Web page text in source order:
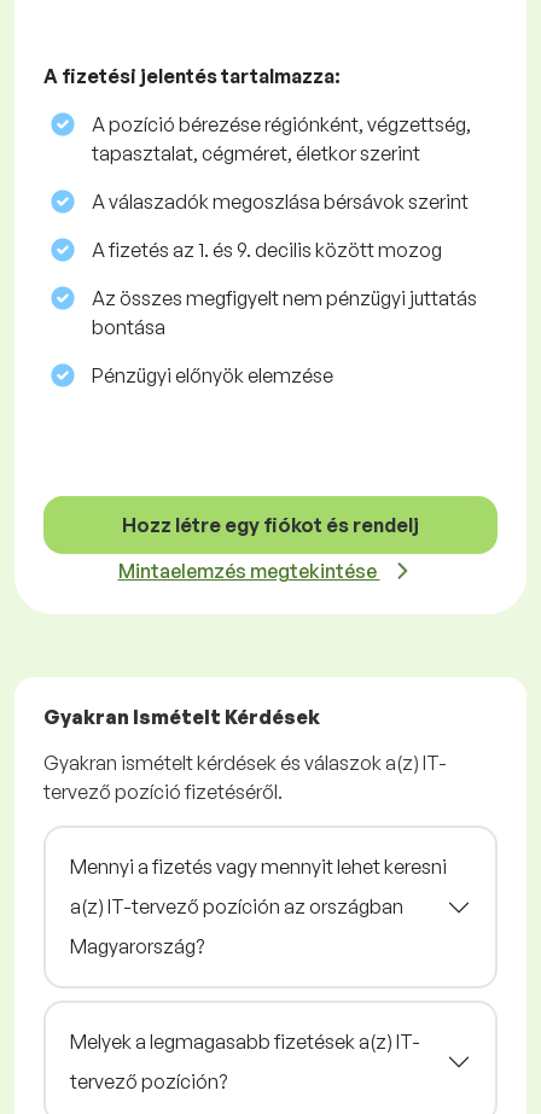
A fizetési jelentés tartalmazza:
A pozíció bérezése régiónként, végzettség,
tapasztalat, cégméret, életkor szerint
A válaszadók megoszlása ​​bérsávok szerint
A fizetés az 1. és 9. decilis között mozog
Az összes megfigyelt nem pénzügyi juttatás
bontása
Pénzügyi előnyök elemzése
Hozz létre egy fiókot és rendelj
Mintaelemzés megtekintése
Gyakran Ismételt Kérdések
Gyakran ismételt kérdések és válaszok a(z) IT-
tervező pozíció fizetéséről.
Mennyi a fizetés vagy mennyit lehet keresni
a(z) IT-tervező pozíción az országban
Magyarország?
Melyek a legmagasabb fizetések a(z) IT-
tervező pozíción?